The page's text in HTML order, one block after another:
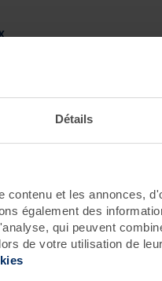
Détails
contenu et les annonces,
également des
qui peuvent
de votre utilisation de
vous ne serez jamais séparés
expérience précieuse.
sera la clé du lâcher-prise
un de vos proches sera
important pour parfaire
accumulées pour ainsi
cosmétiques. Le gommage
et favorise la fabrication
!